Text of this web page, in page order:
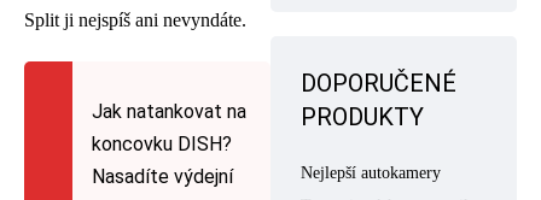
Split ji nejspíš ani nevyndáte.
Jak natankovat na
koncovku DISH?
Nasadíte výdejní
DOPORUČENÉ
PRODUKTY
Nejlepší autokamery